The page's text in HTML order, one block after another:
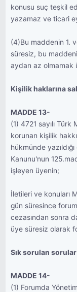
konusu suç teşkil
yazamaz ve ticari
(4)Bu maddenin 1.
süresiz, bu
aydan az olmamak
Kişilik haklarına
MADDE 13-
(1) 4721 sayılı
korunan kişilik
hükmünde
Kanunu'nun
işleyen üyenin;
İletileri ve konuları
gün süresince
cezasından sonra
üye süresiz olarak
Sık sorulan sorular
MADDE 14-
(1) Forumda